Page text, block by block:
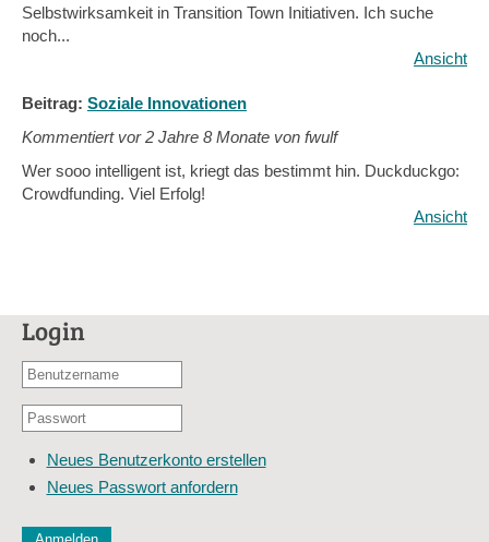
Selbstwirksamkeit in Transition Town Initiativen. Ich suche
noch...
Ansicht
Beitrag: Soziale Innovationen
Kommentiert vor2 Jahre 8 Monate von fwulf
Wer sooo intelligent ist, kriegt das bestimmt hin. Duckduckgo:
Crowdfunding. Viel Erfolg!
Ansicht
Login
Benutzername
E-
Adresse
Passwort
Neues Benutzerkonto erstellen
Neues Passwort anfordern